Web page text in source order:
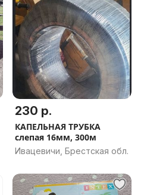
230 р.
КАПЕЛЬНАЯ ТРУБКА
слепая 16мм, 300м
Ивацевичи, Брестская обл.